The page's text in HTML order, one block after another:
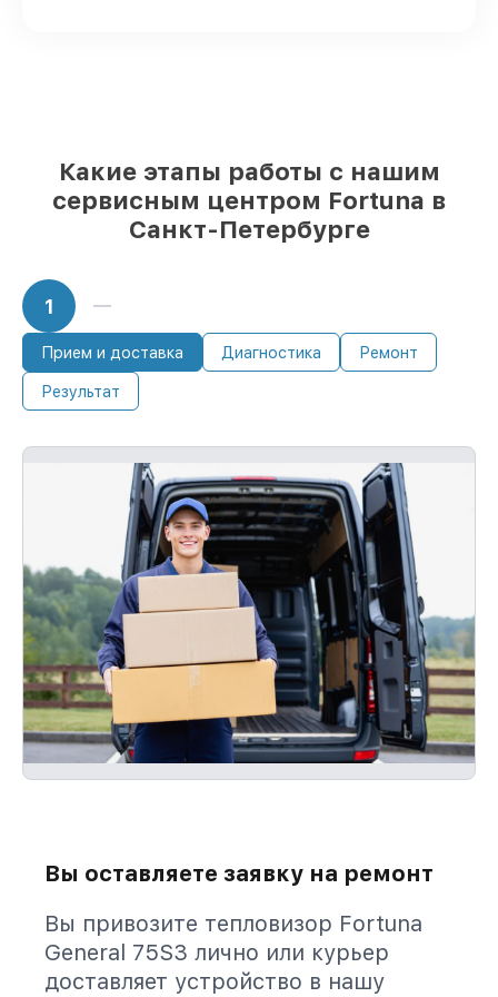
Какие этапы работы с нашим
сервисным центром Fortuna в
Санкт-Петербурге
1
Прием и доставка Диагностика Ремонт
Результат
Вы оставляете заявку на ремонт
Вы привозите тепловизор Fortuna
General 75S3 лично или курьер
доставляет устройство в нашу